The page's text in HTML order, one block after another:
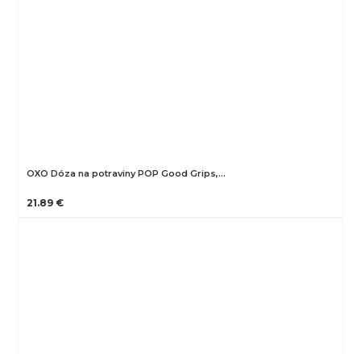
OXO Dóza na potraviny POP Good Grips,…
21.89 €